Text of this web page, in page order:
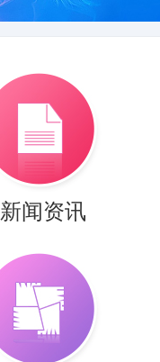
1 2
新闻资讯